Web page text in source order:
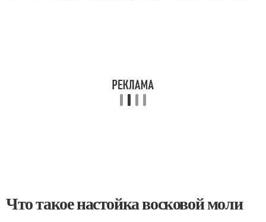
Что такое настойка восковой моли